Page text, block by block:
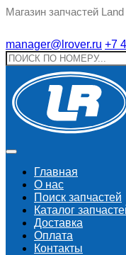
Магазин запчастей
manager@lrover.ru +7
Главная
О нас
Поиск запчастeй
Каталог
Доставка
Оплата
Контакты